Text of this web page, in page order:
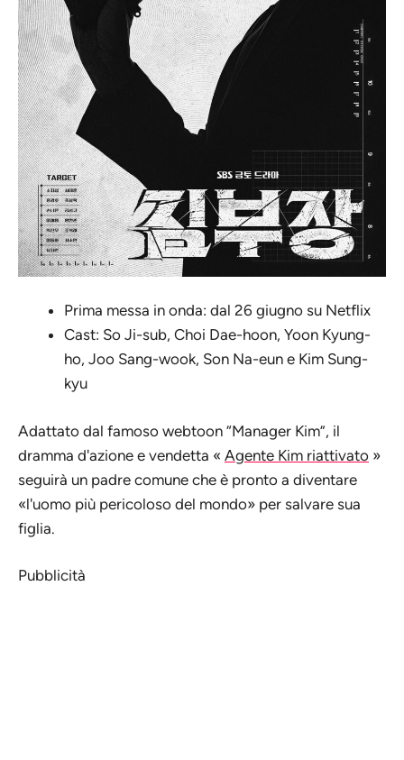
Prima messa in onda: dal 26 giugno su Netflix
Cast: So Ji-sub, Choi Dae-hoon, Yoon Kyung-
ho, Joo Sang-wook, Son Na-eun e Kim Sung-
kyu
Adattato dal famoso webtoon “Manager Kim”, il
dramma d'azione e vendetta « Agente Kim riattivato »
seguirà un padre comune che è pronto a diventare
«l'uomo più pericoloso del mondo» per salvare sua
figlia.
Pubblicità